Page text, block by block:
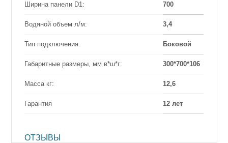
Ширина панели D1: 700
Водяной объем л/м: 3,4
Тип подключения: Боковой
Габаритные размеры, мм в*ш*г: 300*700*106
Масса кг: 12,6
Гарантия 12 лет
ОТЗЫВЫ